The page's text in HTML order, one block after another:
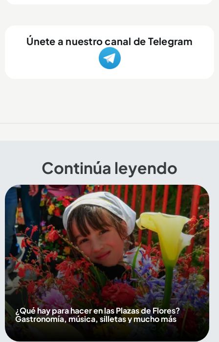
Únete a nuestro canal de Telegram
Continúa leyendo
¿Qué hay para hacer en las Plazas de Flores?
Gastronomía, música, silletas y mucho más